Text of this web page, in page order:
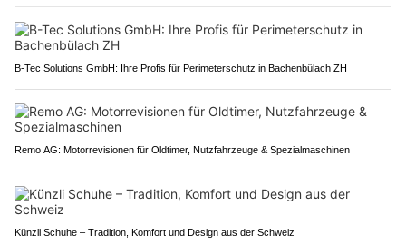
B-Tec Solutions GmbH: Ihre Profis für Perimeterschutz in Bachenbülach ZH
Remo AG: Motorrevisionen für Oldtimer, Nutzfahrzeuge & Spezialmaschinen
Künzli Schuhe – Tradition, Komfort und Design aus der Schweiz